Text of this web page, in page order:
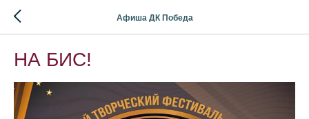
Афиша ДК Победа
НА БИС!